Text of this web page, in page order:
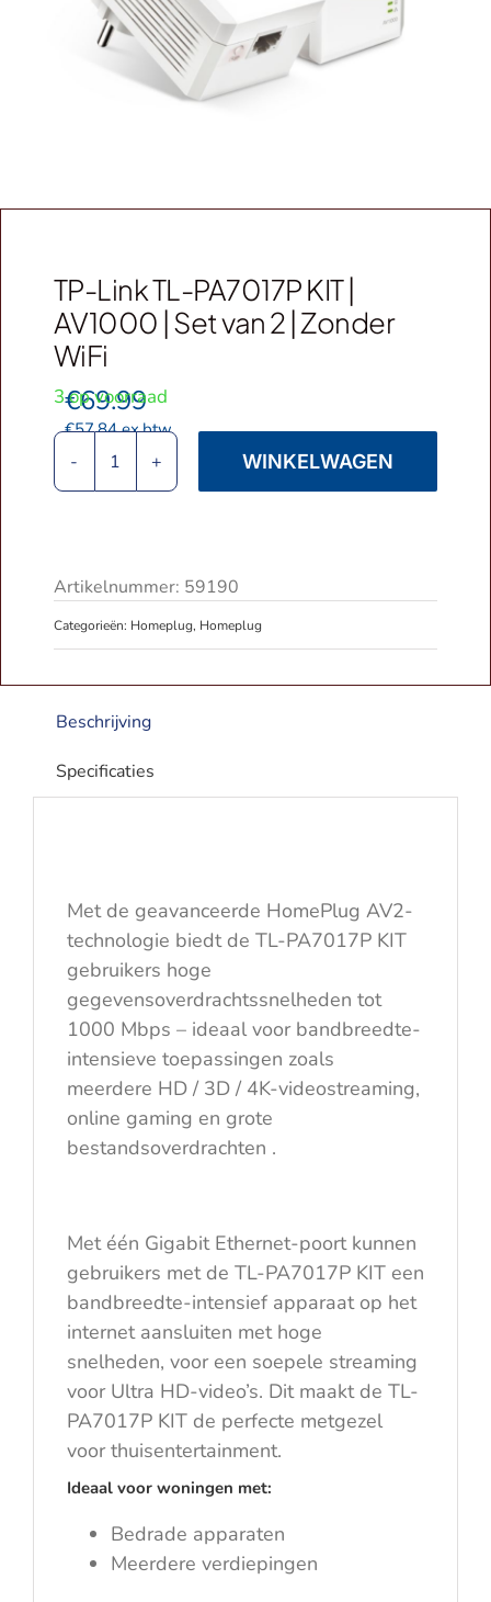
Webshop
TP-Link TL-PA7017P KIT |
AV1000 | Set van 2 | Zonder
WiFi
€69.99
€57.84ex.btw
3 op voorraad
TP-
Link
KIT
|
AV1000
|
Set
van
2
|
WINKELWAGEN
Artikelnummer: 59190
Categorieën: Homeplug, Homeplug
Beschrijving
Specificaties
Met de geavanceerde HomePlug AV2-
technologie biedt de TL-PA7017P KIT
gebruikers hoge
gegevensoverdrachtssnelheden tot
1000 Mbps – ideaal voor bandbreedte-
intensieve toepassingen zoals
meerdere HD / 3D / 4K-videostreaming,
online gaming en grote
bestandsoverdrachten .
Met één Gigabit Ethernet-poort kunnen
gebruikers met de TL-PA7017P KIT een
bandbreedte-intensief apparaat op het
internet aansluiten met hoge
snelheden, voor een soepele streaming
voor Ultra HD-video’s. Dit maakt de TL-
PA7017P KIT de perfecte metgezel
voor thuisentertainment.
Ideaal voor woningen met:
Bedrade apparaten
Meerdere verdiepingen